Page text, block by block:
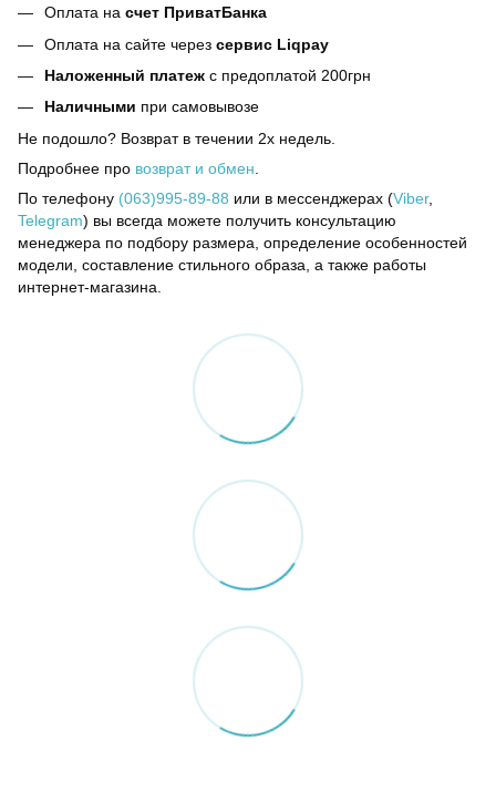
Оплата на счет ПриватБанка
Оплата на сайте через сервис Liqpay
Наложенный платеж с предоплатой 200грн
Наличными при самовывозе
Не подошло? Возврат в течении 2х недель.
Подробнее про возврат и обмен
По телефону (063)995-89-88 или в мессенджерах (Viber,
Telegram) вы всегда можете получить консультацию
менеджера по подбору размера, определение особенностей
модели, составление стильного образа, а также работы
интернет-магазина.